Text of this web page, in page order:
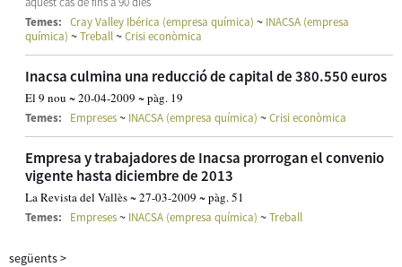
Temes: Cray Valley Ibérica (empresa química) ~ INACSA (empresa
química) ~Treball~Crisi econòmica
Inacsa culmina una reducció de capital de 380.550 euros
El 9 nou ~ 20-04-2009 ~ pàg. 19
Temes: Empreses~ INACSA (empresa química) ~Crisi econòmica
Empresa y trabajadores de Inacsa prorrogan el convenio
vigente hasta diciembre de 2013
La Revista del Vallès ~ 27-03-2009 ~ pàg. 51
Temes: Empreses~ INACSA (empresa química) ~Treball
següents>